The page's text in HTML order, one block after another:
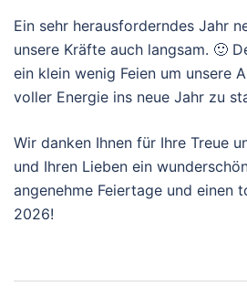
Ein sehr herausforderndes Jahr
unsere Kräfte auch langsam. 🙂
ein klein wenig Feien um unsere
voller Energie ins neue Jahr zu
Wir danken Ihnen für Ihre Treue
und Ihren Lieben ein
angenehme Feiertage und einen
2026!